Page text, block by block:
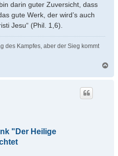
darin guter Zuversicht, dass
gute Werk, der wird’s auch
Jesu“ (Phil. 1,6).
des Kampfes, aber der Sieg kommt
"Der Heilige